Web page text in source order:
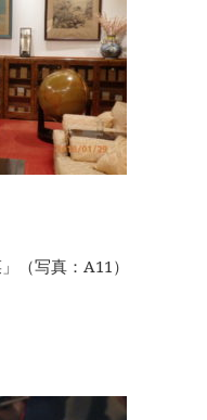
（写真：A11）